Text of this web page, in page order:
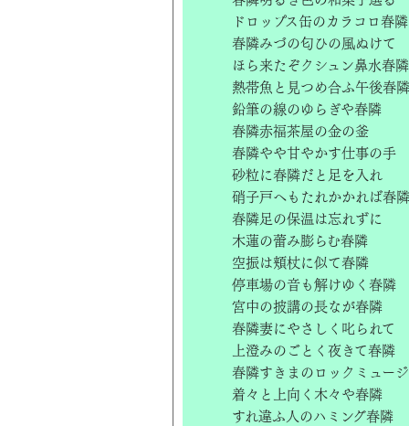
ドロップス缶のカラコロ春隣
春隣みづの匂ひの風ぬけて
ほら来たぞクシュン鼻水春隣
熱帯魚と見つめ合ふ午後春隣
鉛筆の線のゆらぎや春隣
春隣赤福茶屋の金の釜
春隣やや甘やかす仕事の手
砂粒に春隣だと足を入れ
硝子戸へもたれかかれば春隣
春隣足の保温は忘れずに
木蓮の蕾み膨らむ春隣
空振は頬杖に似て春隣
停車場の音も解けゆく春隣
宮中の披講の長なが春隣
春隣妻にやさしく叱られて
上澄みのごとく夜きて春隣
春隣すきまのロックミュー
着々と上向く木々や春隣
すれ違ふ人のハミング春隣